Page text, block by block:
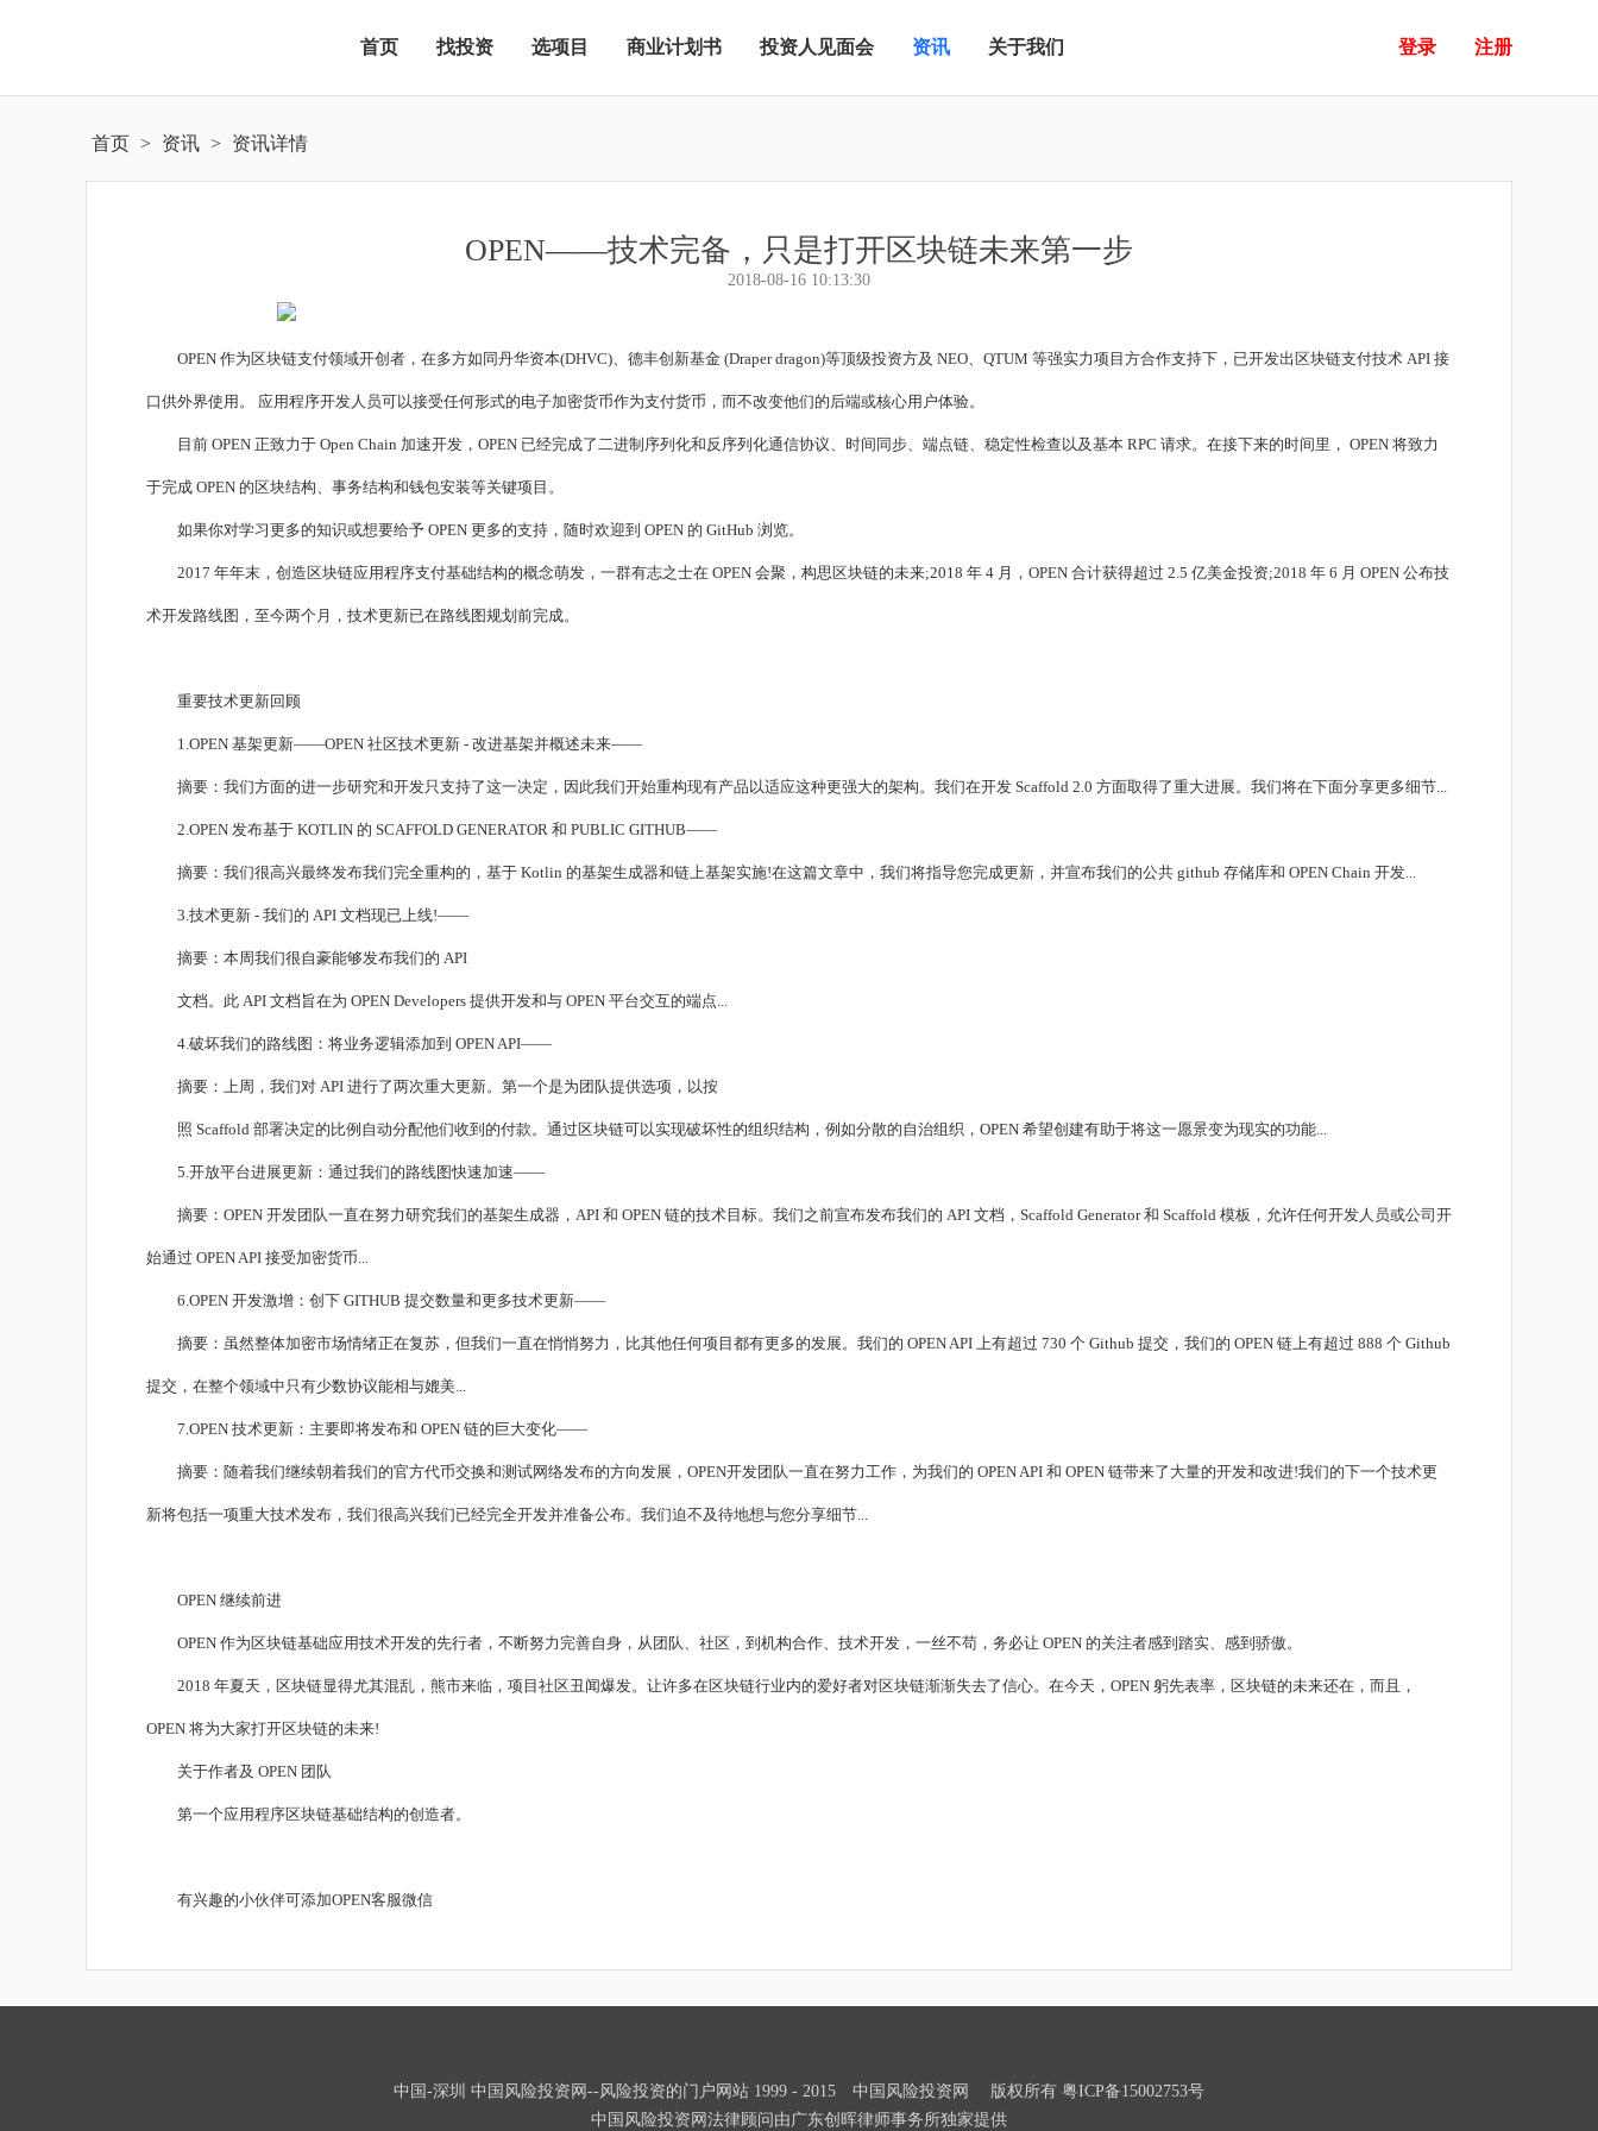
首页 找投资 选项目 商业计划书 投资人见面会 资讯 关于我们 登录 注册
首页 > 资讯 > 资讯详情
OPEN——技术完备，只是打开区块链未来第一步
2018-08-16 10:13:30
OPEN 作为区块链支付领域开创者，在多方如同丹华资本(DHVC)、德丰创新基金 (Draper dragon)等顶级投资方及 NEO、QTUM 等强实力项目方合作支持下，已开发出区块链支付技术 API 接
口供外界使用。 应用程序开发人员可以接受任何形式的电子加密货币作为支付货币，而不改变他们的后端或核心用户体验。
目前 OPEN 正致力于 Open Chain 加速开发，OPEN 已经完成了二进制序列化和反序列化通信协议、时间同步、端点链、稳定性检查以及基本 RPC 请求。在接下来的时间里， OPEN 将致力
于完成 OPEN 的区块结构、事务结构和钱包安装等关键项目。
如果你对学习更多的知识或想要给予 OPEN 更多的支持，随时欢迎到 OPEN 的 GitHub 浏览。
2017 年年末，创造区块链应用程序支付基础结构的概念萌发，一群有志之士在 OPEN 会聚，构思区块链的未来;2018 年 4 月，OPEN 合计获得超过 2.5 亿美金投资;2018 年 6 月 OPEN 公布技
术开发路线图，至今两个月，技术更新已在路线图规划前完成。
重要技术更新回顾
1.OPEN 基架更新——OPEN 社区技术更新 - 改进基架并概述未来——
摘要：我们方面的进一步研究和开发只支持了这一决定，因此我们开始重构现有产品以适应这种更强大的架构。我们在开发 Scaffold 2.0 方面取得了重大进展。我们将在下面分享更多细节...
2.OPEN 发布基于 KOTLIN 的 SCAFFOLD GENERATOR 和 PUBLIC GITHUB——
摘要：我们很高兴最终发布我们完全重构的，基于 Kotlin 的基架生成器和链上基架实施!在这篇文章中，我们将指导您完成更新，并宣布我们的公共 github 存储库和 OPEN Chain 开发...
3.技术更新 - 我们的 API 文档现已上线!——
摘要：本周我们很自豪能够发布我们的 API
文档。此 API 文档旨在为 OPEN Developers 提供开发和与 OPEN 平台交互的端点...
4.破坏我们的路线图：将业务逻辑添加到 OPEN API——
摘要：上周，我们对 API 进行了两次重大更新。第一个是为团队提供选项，以按
照 Scaffold 部署决定的比例自动分配他们收到的付款。通过区块链可以实现破坏性的组织结构，例如分散的自治组织，OPEN 希望创建有助于将这一愿景变为现实的功能...
5.开放平台进展更新：通过我们的路线图快速加速——
摘要：OPEN 开发团队一直在努力研究我们的基架生成器，API 和 OPEN 链的技术目标。我们之前宣布发布我们的 API 文档，Scaffold Generator 和 Scaffold 模板，允许任何开发人员或公司开
始通过 OPEN API 接受加密货币...
6.OPEN 开发激增：创下 GITHUB 提交数量和更多技术更新——
摘要：虽然整体加密市场情绪正在复苏，但我们一直在悄悄努力，比其他任何项目都有更多的发展。我们的 OPEN API 上有超过 730 个 Github 提交，我们的 OPEN 链上有超过 888 个 Github
提交，在整个领域中只有少数协议能相与媲美...
7.OPEN 技术更新：主要即将发布和 OPEN 链的巨大变化——
摘要：随着我们继续朝着我们的官方代币交换和测试网络发布的方向发展，OPEN开发团队一直在努力工作，为我们的 OPEN API 和 OPEN 链带来了大量的开发和改进!我们的下一个技术更
新将包括一项重大技术发布，我们很高兴我们已经完全开发并准备公布。我们迫不及待地想与您分享细节...
OPEN 继续前进
OPEN 作为区块链基础应用技术开发的先行者，不断努力完善自身，从团队、社区，到机构合作、技术开发，一丝不苟，务必让 OPEN 的关注者感到踏实、感到骄傲。
2018 年夏天，区块链显得尤其混乱，熊市来临，项目社区丑闻爆发。让许多在区块链行业内的爱好者对区块链渐渐失去了信心。在今天，OPEN 躬先表率，区块链的未来还在，而且，
OPEN 将为大家打开区块链的未来!
关于作者及 OPEN 团队
第一个应用程序区块链基础结构的创造者。
有兴趣的小伙伴可添加OPEN客服微信
中国-深圳 中国风险投资网--风险投资的门户网站 1999 - 2015 中国风险投资网 版权所有 粤ICP备15002753号
中国风险投资网法律顾问由广东创晖律师事务所独家提供